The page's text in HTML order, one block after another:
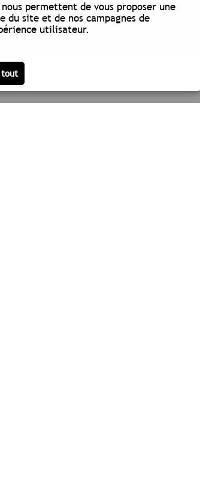
permettent de vous proposer une
du site et de nos campagnes de
utilisateur.